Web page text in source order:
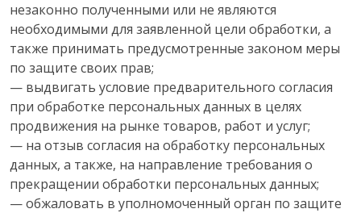
незаконно полученными или не являются
необходимыми для заявленной цели обработки, а
также принимать предусмотренные законом меры
по защите своих прав;
— выдвигать условие предварительного согласия
при обработке персональных данных в целях
продвижения на рынке товаров, работ и услуг;
— на отзыв согласия на обработку персональных
данных, а также, на направление требования о
прекращении обработки персональных данных;
— обжаловать в уполномоченный орган по защите